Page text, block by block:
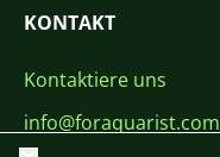
KONTAKT
Kontaktiere uns
info@foraquarist.com